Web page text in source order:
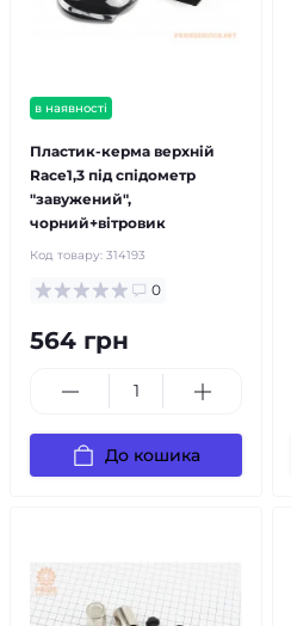
в наявності
Пластик-керма верхній
Race1,3 під спідометр
"завужений",
чорний+вітровик
Код товару: 314193
0
564 грн
До кошика